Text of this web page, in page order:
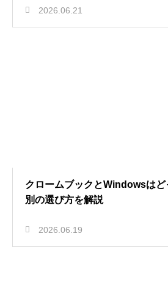
2026.06.21
クロームブックとWindowsは
別の選び方を解説
2026.06.19